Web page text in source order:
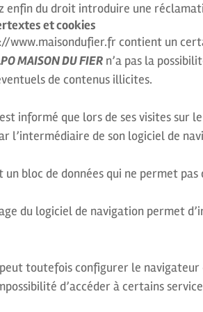
enfin du droit introduire une
et cookies
www.maisondufier.fr contient un
MAISON DU FIER n’a pas la
de contenus illicites.
informé que lors de ses visites sur
l’intermédiaire de son logiciel de
un bloc de données qui ne permet
du logiciel de navigation permet
toutefois configurer le
d’accéder à certains